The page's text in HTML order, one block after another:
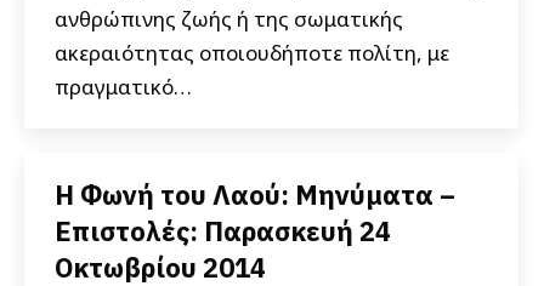
ανθρώπινης ζωής ή της σωματικής
ακεραιότητας οποιουδήποτε πολίτη, με
πραγματικό…
Η Φωνή του Λαού: Μηνύματα –
Επιστολές: Παρασκευή 24
Οκτωβρίου 2014